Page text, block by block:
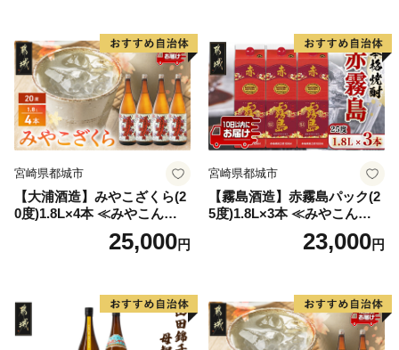
宮崎県都城市
【大浦酒造】みやこざくら(2
0度)1.8L×4本 ≪みやこんじょ
特急便≫_AD-077125,000円
宮崎県都城市
【霧島酒造】赤霧島パック(2
5度)1.8L×3本 ≪みやこんじょ
特急便≫_23-07-K03P-1800-3
23,000円